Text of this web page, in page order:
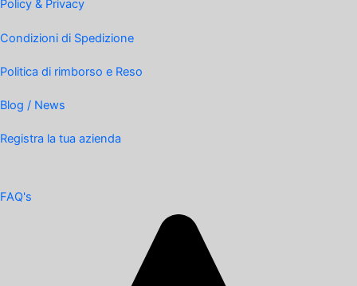
Policy & Privacy
Condizioni di Spedizione
Politica di rimborso e Reso
Blog / News
Registra la tua azienda
FAQ's